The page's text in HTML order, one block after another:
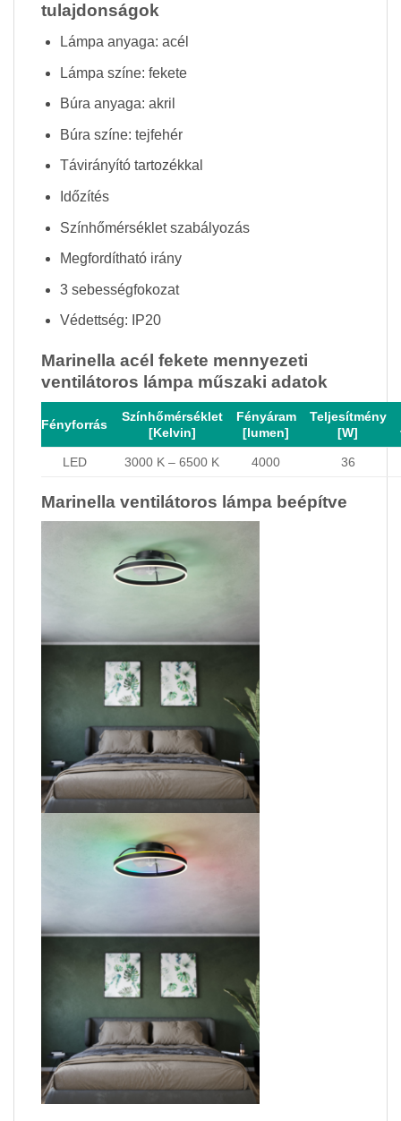
tulajdonságok
Lámpa anyaga: acél
Lámpa színe: fekete
Búra anyaga: akril
Búra színe: tejfehér
Távirányító tartozékkal
Időzítés
Színhőmérséklet szabályozás
Megfordítható irány
3 sebességfokozat
Védettség: IP20
Marinella acél fekete mennyezeti
ventilátoros lámpa műszaki adatok
Fényforrás
Színhőmérséklet
[Kelvin]
Fényáram
[lumen]
Teljesítmény
[W]
LED 3000 K – 6500 K 4000 36
Marinella ventilátoros lámpa beépítve